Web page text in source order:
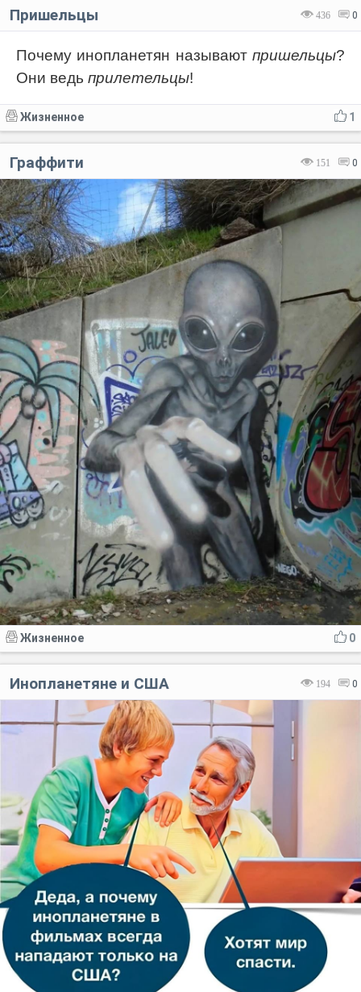
436 0
Пришельцы
Почему инопланетян называют пришельцы?
Они ведь прилетельцы!
1
Жизненное
151 0
Граффити
0
Жизненное
194 0
Инопланетяне и США